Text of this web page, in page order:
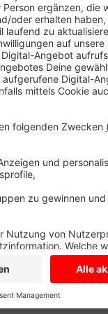
bis zum 05.
Jahres verteilt
in der Stadt.